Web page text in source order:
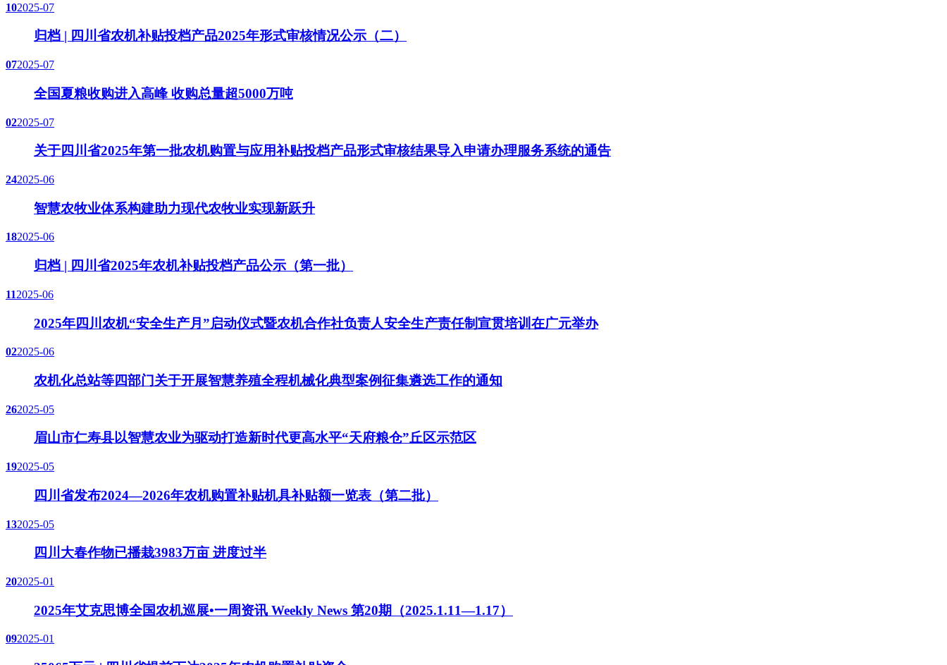
102025-07
归档 | 四川省农机补贴投档产品2025年形式审核情况公示（二）
072025-07
全国夏粮收购进入高峰 收购总量超5000万吨
022025-07
关于四川省2025年第一批农机购置与应用补贴投档产品形式审核结果导入申请办理服务系统的通告
242025-06
智慧农牧业体系构建助力现代农牧业实现新跃升
182025-06
归档 | 四川省2025年农机补贴投档产品公示（第一批）
112025-06
2025年四川农机“安全生产月”启动仪式暨农机合作社负责人安全生产责任制宣贯培训在广元举办
022025-06
农机化总站等四部门关于开展智慧养殖全程机械化典型案例征集遴选工作的通知
262025-05
眉山市仁寿县以智慧农业为驱动打造新时代更高水平“天府粮仓”丘区示范区
192025-05
四川省发布2024—2026年农机购置补贴机具补贴额一览表（第二批）
132025-05
四川大春作物已播栽3983万亩 进度过半
202025-01
2025年艾克思博全国农机巡展•一周资讯 Weekly News 第20期（2025.1.11—1.17）
092025-01